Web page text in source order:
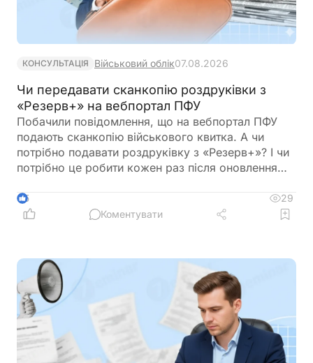
КОНСУЛЬТАЦІЯ Військовий облік07.08.2026
Чи передавати сканкопію роздруківки з
«Резерв+» на вебпортал ПФУ
Побачили повідомлення, що на вебпортал ПФУ
подають сканкопію військового квитка. А чи
потрібно подавати роздруківку з «Резерв+»? І чи
потрібно це робити кожен раз після оновлення
5
29
Коментувати